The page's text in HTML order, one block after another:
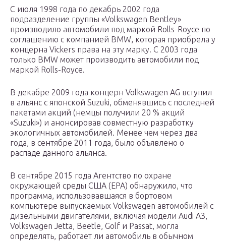
С июля 1998 года по декабрь 2002 года
подразделение группы «Volkswagen Bentley»
производило автомобили под маркой Rolls-Royce по
соглашению с компанией BMW, которая приобрела у
концерна Vickers права на эту марку. С 2003 года
только BMW может производить автомобили под
маркой Rolls-Royce.
В декабре 2009 года концерн Volkswagen AG вступил
в альянс с японской Suzuki, обменявшись с последней
пакетами акций (немцы получили 20 % акций
«Suzuki») и анонсировав совместную разработку
экологичных автомобилей. Менее чем через два
года, в сентябре 2011 года, было объявлено о
распаде данного альянса.
В сентябре 2015 года Агентство по охране
окружающей среды США (EPA) обнаружило, что
программа, использовавшаяся в бортовом
компьютере выпускаемых Volkswagen автомобилей с
дизельными двигателями, включая модели Audi A3,
Volkswagen Jetta, Beetle, Golf и Passat, могла
определять, работает ли автомобиль в обычном